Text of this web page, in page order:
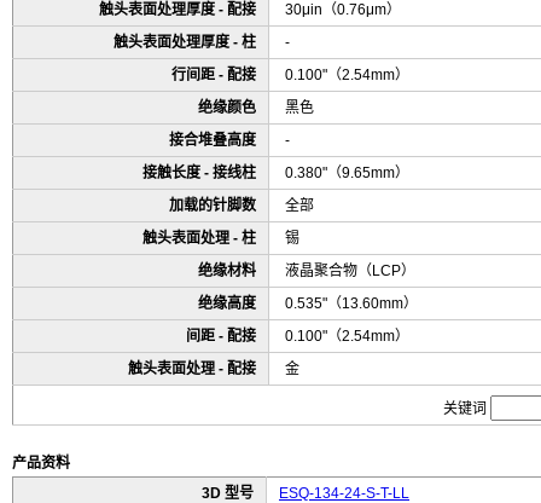
触头表面处理厚度 - 配接
30μin（0.76μm）
触头表面处理厚度 - 柱
-
行间距 - 配接
0.100"（2.54mm）
绝缘颜色
黑色
接合堆叠高度
-
接触长度 - 接线柱
0.380"（9.65mm）
加载的针脚数
全部
触头表面处理 - 柱
锡
绝缘材料
液晶聚合物（LCP）
绝缘高度
0.535"（13.60mm）
间距 - 配接
0.100"（2.54mm）
触头表面处理 - 配接
金
关键词
产品资料
3D 型号
ESQ-134-24-S-T-LL